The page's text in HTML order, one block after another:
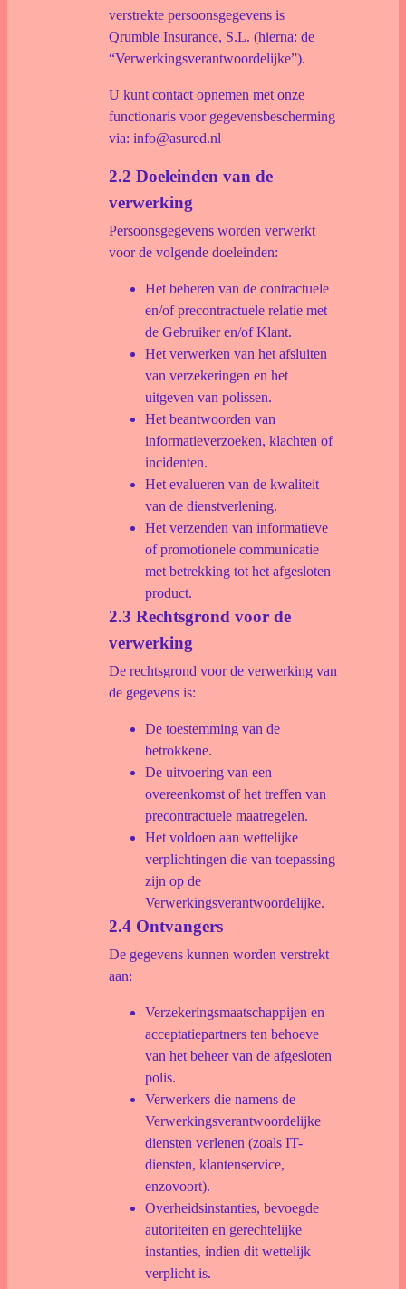
verstrekte persoonsgegevens is
Qrumble Insurance, S.L. (hierna: de
“Verwerkingsverantwoordelijke”).
U kunt contact opnemen met onze
functionaris voor gegevensbescherming
via: info@asured.nl
2.2 Doeleinden van de
verwerking
Persoonsgegevens worden verwerkt
voor de volgende doeleinden:
Het beheren van de contractuele
en/of precontractuele relatie met
de Gebruiker en/of Klant.
Het verwerken van het afsluiten
van verzekeringen en het
uitgeven van polissen.
Het beantwoorden van
informatieverzoeken, klachten of
incidenten.
Het evalueren van de kwaliteit
van de dienstverlening.
Het verzenden van informatieve
of promotionele communicatie
met betrekking tot het afgesloten
product.
2.3 Rechtsgrond voor de
verwerking
De rechtsgrond voor de verwerking van
de gegevens is:
De toestemming van de
betrokkene.
De uitvoering van een
overeenkomst of het treffen van
precontractuele maatregelen.
Het voldoen aan wettelijke
verplichtingen die van toepassing
zijn op de
Verwerkingsverantwoordelijke.
2.4 Ontvangers
De gegevens kunnen worden verstrekt
aan:
Verzekeringsmaatschappijen en
acceptatiepartners ten behoeve
van het beheer van de afgesloten
polis.
Verwerkers die namens de
Verwerkingsverantwoordelijke
diensten verlenen (zoals IT-
diensten, klantenservice,
enzovoort).
Overheidsinstanties, bevoegde
autoriteiten en gerechtelijke
instanties, indien dit wettelijk
verplicht is.